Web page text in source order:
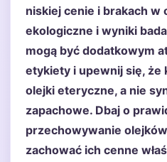
niskiej cenie i brakach w
ekologiczne i wyniki
mogą być dodatkowym
etykiety i upewnij się, że
olejki eteryczne, a nie
zapachowe. Dbaj o
przechowywanie
zachować ich cenne